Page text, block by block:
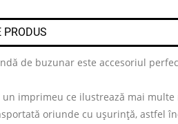
PRODUS
de buzunar este accesoriul
un imprimeu ce ilustrează mai
oriunde cu ușurință, astfel